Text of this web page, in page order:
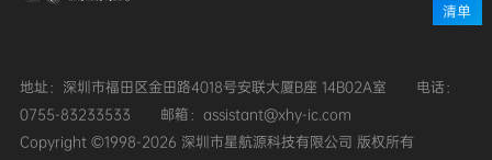
地址：深圳市福田区金田路4018号安联大厦B座 14B02A室
0755-83233533
邮箱：assistant@xhy-ic.com
Copyright ©1998-2026 深圳市星航源科技有限公司 版权所有
清单